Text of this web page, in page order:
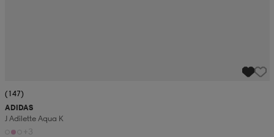
(147)
ADIDAS
J Adilette Aqua K
+3